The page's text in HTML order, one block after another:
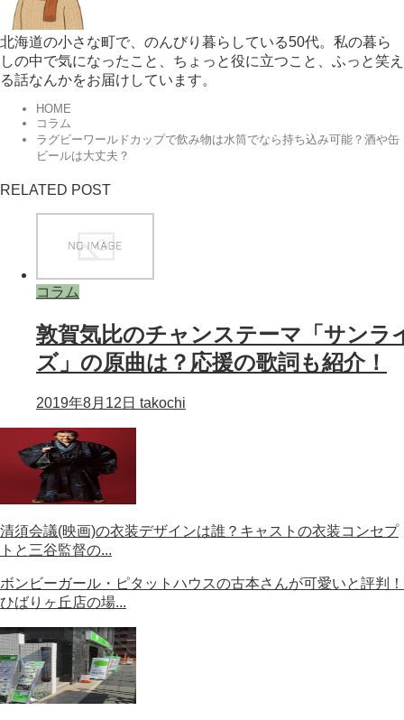
北海道の小さな町で、のんびり暮らしている50代。私の暮ら
しの中で気になったこと、ちょっと役に立つこと、ふっと笑え
る話なんかをお届けしています。
HOME
コラム
ラグビーワールドカップで飲み物は水筒でなら持ち込み可能？酒や缶
ビールは大丈夫？
RELATED POST
コラム
敦賀気比のチャンステーマ「サンラ
ズ」の原曲は？応援の歌詞も紹介！
2019年8月12日 takochi
清須会議(映画)の衣装デザインは誰？キャストの衣装コンセプ
トと三谷監督の...
ボンビーガール・ピタットハウスの古本さんが可愛いと評判！
ひばりヶ丘店の場...